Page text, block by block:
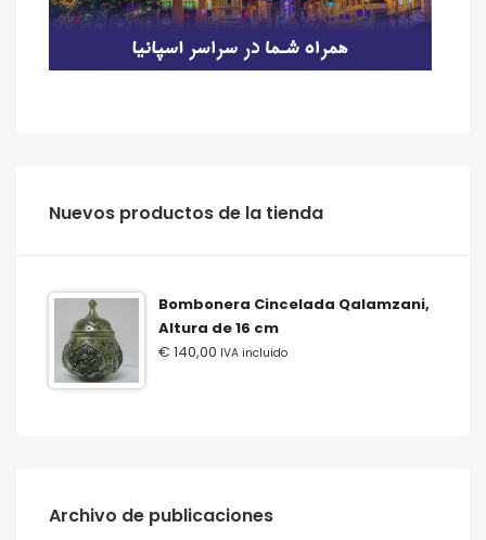
‫‪Nuevos‬‬ ‫‪productos‬‬ ‫‪de‬‬ ‫‪la‬‬ ‫‪tienda‬‬
Bombonera Cincelada Qalamzani,
Altura de 16 cm
€ 140,00 IVA incluido
Archivo de publicaciones